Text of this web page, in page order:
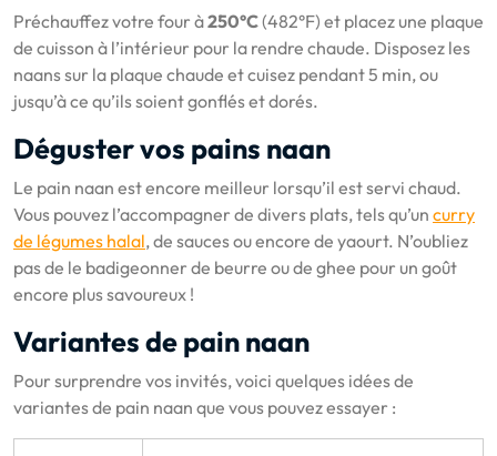
Préchauffez votre four à250°C(482°F) et placez une plaque
de cuisson à l’intérieur pour la rendre chaude. Disposez les
naans sur la plaque chaude et cuisez pendant 5 min, ou
jusqu’à ce qu’ils soient gonflés et dorés.
Déguster vos pains naan
Le pain naan est encore meilleur lorsqu’il est servi chaud.
Vous pouvez l’accompagner de divers plats, tels qu’un curry
de légumes halal, de sauces ou encore de yaourt. N’oubliez
pas de le badigeonner de beurre ou de ghee pour un goût
encore plus savoureux !
Variantes de pain naan
Pour surprendre vos invités, voici quelques idées de
variantes de pain naan que vous pouvez essayer :